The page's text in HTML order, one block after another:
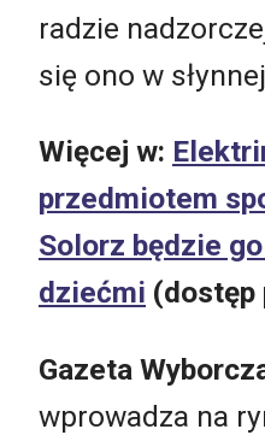
radzie
się ono w
Więcej w:
przedmiotem
Solorz będzie
dziećmi (dostęp
Gazeta
wprowadza na